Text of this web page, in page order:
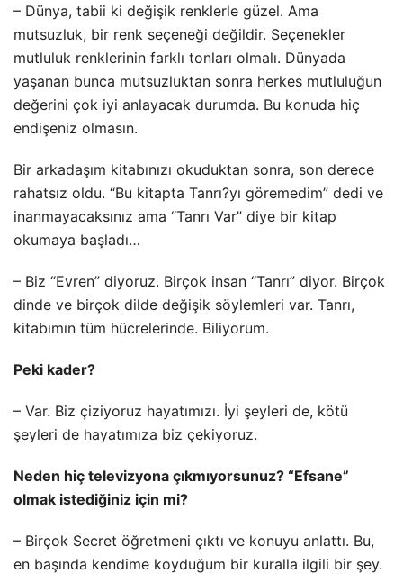
– Dünya, tabii ki değişik renklerle güzel. Ama
mutsuzluk, bir renk seçeneği değildir. Seçenekler
mutluluk renklerinin farklı tonları olmalı. Dünyada
yaşanan bunca mutsuzluktan sonra herkes mutluluğun
değerini çok iyi anlayacak durumda. Bu konuda hiç
endişeniz olmasın.
Bir arkadaşım kitabınızı okuduktan sonra, son derece
rahatsız oldu. “Bu kitapta Tanrı?yı göremedim” dedi ve
inanmayacaksınız ama “Tanrı Var” diye bir kitap
okumaya başladı…
– Biz “Evren” diyoruz. Birçok insan “Tanrı” diyor. Birçok
dinde ve birçok dilde değişik söylemleri var. Tanrı,
kitabımın tüm hücrelerinde. Biliyorum.
Peki kader?
– Var. Biz çiziyoruz hayatımızı. İyi şeyleri de, kötü
şeyleri de hayatımıza biz çekiyoruz.
Neden hiç televizyona çıkmıyorsunuz? “Efsane”
olmak istediğiniz için mi?
– Birçok Secret öğretmeni çıktı ve konuyu anlattı. Bu,
en başında kendime koyduğum bir kuralla ilgili bir şey.